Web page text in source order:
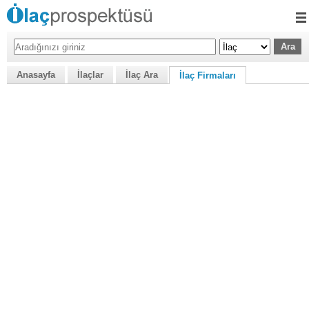
Anasayfa İlaçlar İlaç Ara İlaç Firmaları